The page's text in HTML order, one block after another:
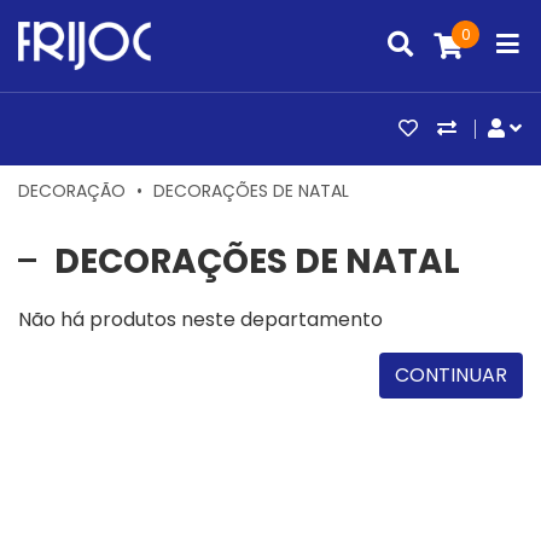
0
ARTIGOS
DECORAÇÃO DECORAÇÕES DE NATAL
DECORAÇÕES DE NATAL
Não há produtos neste departamento
CONTINUAR